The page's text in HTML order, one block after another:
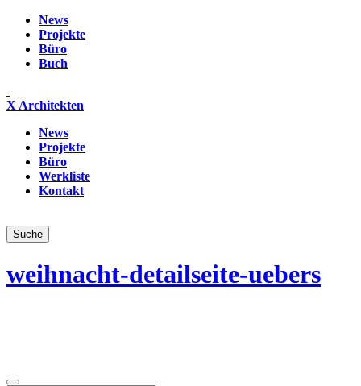
News
Projekte
Büro
Buch
X Architekten
News
Projekte
Büro
Werkliste
Kontakt
weihnacht-detailseite-uebers